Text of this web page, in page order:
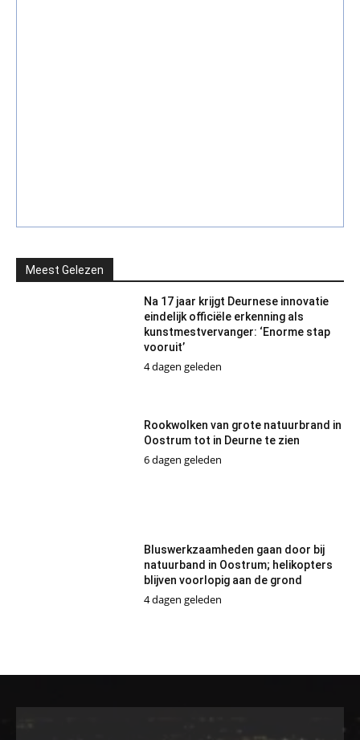
Meest Gelezen
Na 17 jaar krijgt Deurnese innovatie
eindelijk officiële erkenning als
kunstmestvervanger: ‘Enorme stap
vooruit’
4 dagen geleden
Rookwolken van grote natuurbrand in
Oostrum tot in Deurne te zien
6 dagen geleden
Bluswerkzaamheden gaan door bij
natuurband in Oostrum; helikopters
blijven voorlopig aan de grond
4 dagen geleden